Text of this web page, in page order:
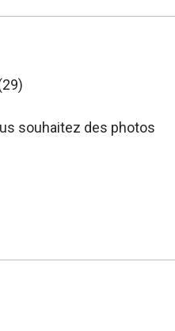
souhaitez des photos